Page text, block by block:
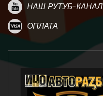
НАШ РУТУБ-КАНАЛ
ОПЛАТА